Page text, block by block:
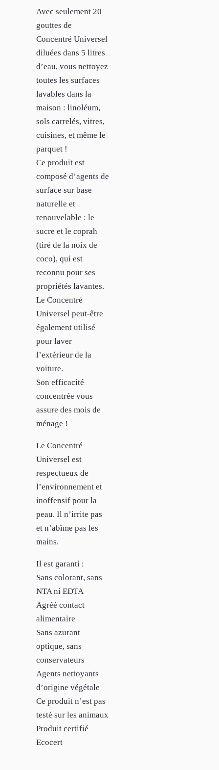
Avec seulement 20
gouttes de
Concentré Universel
diluées dans 5 litres
d’eau, vous nettoyez
toutes les surfaces
lavables dans la
maison : linoléum,
sols carrelés, vitres,
cuisines, et même le
parquet !
Ce produit est
composé d’agents de
surface sur base
naturelle et
renouvelable : le
sucre et le coprah
(tiré de la noix de
coco), qui est
reconnu pour ses
propriétés lavantes.
Le Concentré
Universel peut-être
également utilisé
pour laver
l’extérieur de la
voiture.
Son efficacité
concentrée vous
assure des mois de
ménage !
Le Concentré
Universel est
respectueux de
l’environnement et
inoffensif pour la
peau. Il n’irrite pas
et n’abîme pas les
mains.
Il est garanti :
Sans colorant, sans
NTA ni EDTA
Agréé contact
alimentaire
Sans azurant
optique, sans
conservateurs
Agents nettoyants
d’origine végétale
Ce produit n’est pas
testé sur les animaux
Produit certifié
Ecocert